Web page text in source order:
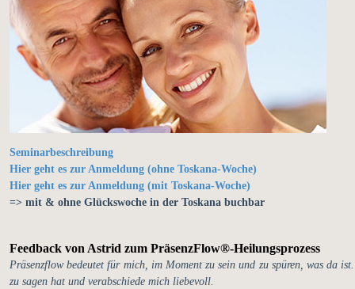
Seminarbeschreibung
Hier geht es zur Anmeldung (ohne Toskana-Woche)
Hier geht es zur Anmeldung (mit Toskana-Woche)
=> mit & ohne Glückswoche in der Toskana buchbar
Feedback von Astrid zum PräsenzFlow®-Heilungsprozess
Präsenzflow bedeutet für mich, im Moment zu sein und zu spüren, was da
zu sagen hat und verabschiede mich liebevoll.